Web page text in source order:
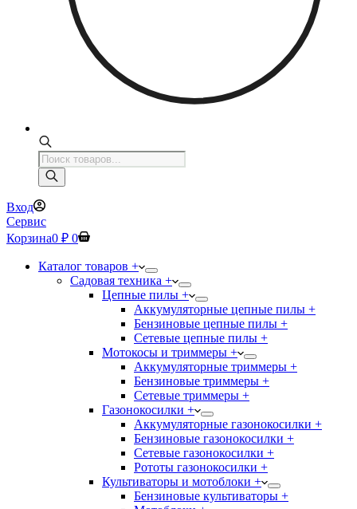
Поиск
товаров
Вход
Сервис
Корзина0 ₽ 0
Каталог товаров +
Садовая техника +
Цепные пилы +
Аккумуляторные цепные пилы +
Бензиновые цепные пилы +
Сетевые цепные пилы +
Мотокосы и триммеры +
Аккумуляторные триммеры +
Бензиновые триммеры +
Сетевые триммеры +
Газонокосилки +
Аккумуляторные газонокосилки +
Бензиновые газонокосилки +
Сетевые газонокосилки +
Рототы газонокосилки +
Культиваторы и мотоблоки +
Бензиновые культиваторы +